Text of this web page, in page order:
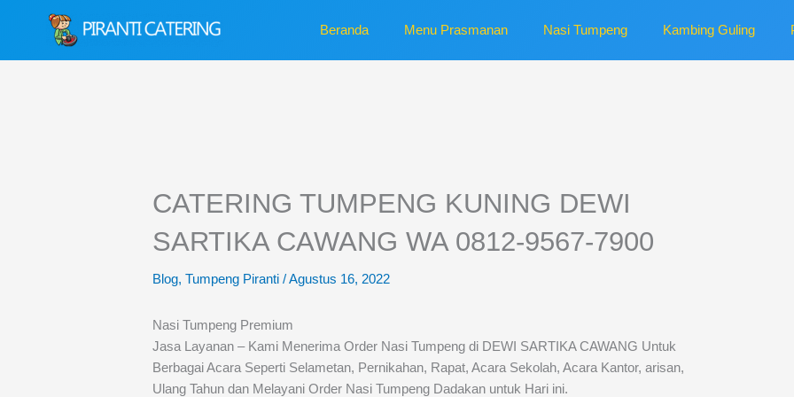
Beranda Menu Prasmanan Nasi Tumpeng Kambing Guling
CATERING TUMPENG KUNING DEWI
SARTIKA CAWANG WA 0812-9567-7900
Blog,Tumpeng Piranti /Agustus 16, 2022
Nasi Tumpeng Premium
Jasa Layanan – Kami Menerima Order Nasi Tumpeng di DEWI SARTIKA CAWANG Untuk
Berbagai Acara Seperti Selametan, Pernikahan, Rapat, Acara Sekolah, Acara Kantor, arisan,
Ulang Tahun dan Melayani Order Nasi Tumpeng Dadakan untuk Hari ini.